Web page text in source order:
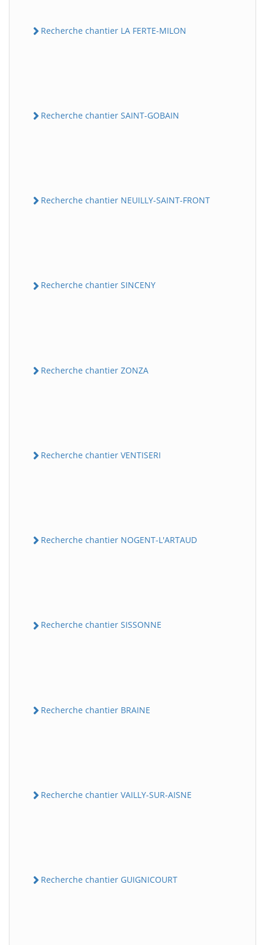
Recherche chantier LA FERTE-MILON
Recherche chantier SAINT-GOBAIN
Recherche chantier NEUILLY-SAINT-FRONT
Recherche chantier SINCENY
Recherche chantier ZONZA
Recherche chantier VENTISERI
Recherche chantier NOGENT-L'ARTAUD
Recherche chantier SISSONNE
Recherche chantier BRAINE
Recherche chantier VAILLY-SUR-AISNE
Recherche chantier GUIGNICOURT